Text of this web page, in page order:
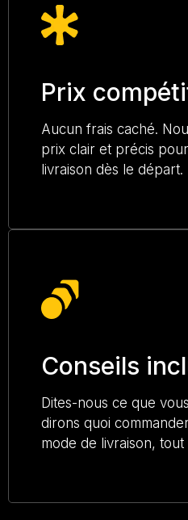
Prix
Aucun frais caché.
prix clair et précis
livraison dès le départ.
Conseils
Dites-nous ce que
dirons quoi
mode de livraison,